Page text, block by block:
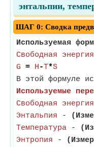
энтальпии,
ШАГ 0: Сводка
Используемая
Свободная
G = H-T*S
В этой формуле
Используемые
Свободная
Энтальпия -
Температура -
Энтропия -